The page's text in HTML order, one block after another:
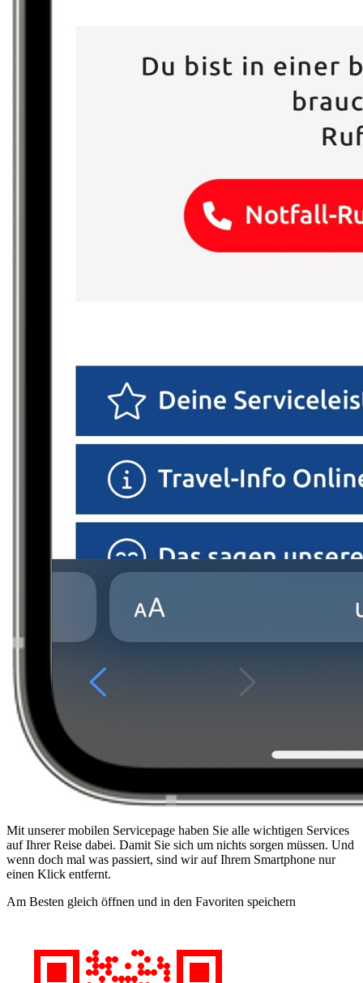
Mit unserer mobilen Servicepage haben Sie alle wichtigen Services
auf Ihrer Reise dabei. Damit Sie sich um nichts sorgen müssen. Und
wenn doch mal was passiert, sind wir auf Ihrem Smartphone nur
einen Klick entfernt.
Am Besten gleich öffnen und in den Favoriten speichern